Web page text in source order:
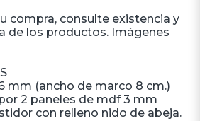
compra, consulte existencia y
de los productos. Imágenes
mm (ancho de marco 8 cm.)
2 paneles de mdf 3 mm
con relleno nido de abeja.